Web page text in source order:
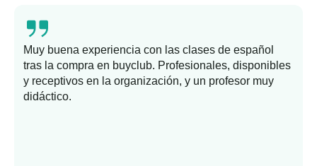
Muy buena experiencia con las clases de español
tras la compra en buyclub. Profesionales, disponibles
y receptivos en la organización, y un profesor muy
didáctico.